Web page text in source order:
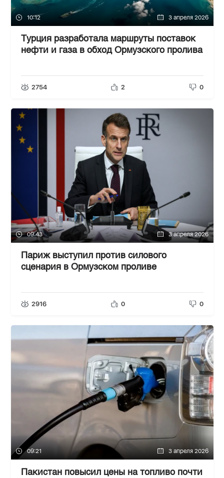
10:12 3 апреля 2026
Турция разработала маршруты поставок
нефти и газа в обход Ормузского пролива
2754 2 0
09:43 3 апреля 2026
Париж выступил против силового
сценария в Ормузском проливе
2916 0 0
09:21 3 апреля 2026
Пакистан повысил цены на топливо почти